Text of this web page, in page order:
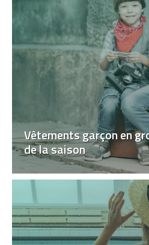
Vêtements garçon en
de la saison